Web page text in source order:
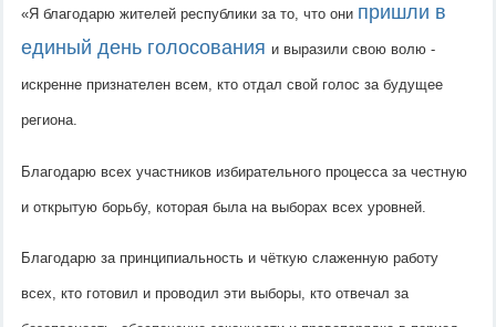
«Я благодарю жителей республики за то, что они пришли в
единый день голосования и выразили свою волю -
искренне признателен всем, кто отдал свой голос за будущее
региона.
Благодарю всех участников избирательного процесса за честную
и открытую борьбу, которая была на выборах всех уровней.
Благодарю за принципиальность и чёткую слаженную работу
всех, кто готовил и проводил эти выборы, кто отвечал за